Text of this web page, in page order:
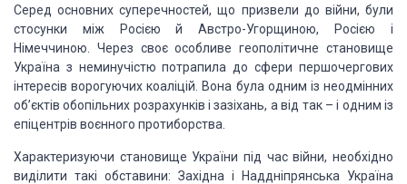
Серед основних суперечностей, що призвели до війни, були
стосунки між Росією й Австро-Угорщиною, Росією і
Німеччиною. Через своє особливе геополітичне становище
Україна з неминучістю потрапила до сфери першочергових
інтересів ворогуючих коаліцій. Вона була одним із неодмінних
об’єктів обопільних розрахунків і зазіхань, а від так – і одним із
епіцентрів воєнного протиборства.
Характеризуючи становище України під час війни, необхідно
виділити такі обставини: Західна і Наддніпрянська Україна